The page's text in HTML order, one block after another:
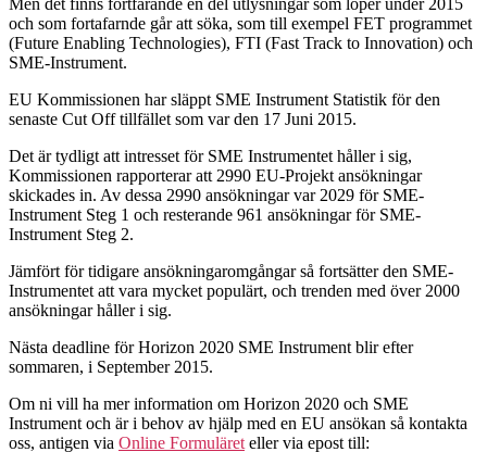
och som fortafarnde går att söka, som till exempel FET programmet
(Future Enabling Technologies), FTI (Fast Track to Innovation) och
SME-Instrument.
EU Kommissionen har släppt SME Instrument Statistik för den
senaste Cut Off tillfället som var den 17 Juni 2015.
Det är tydligt att intresset för SME Instrumentet håller i sig,
Kommissionen rapporterar att 2990 EU-Projekt ansökningar
skickades in. Av dessa 2990 ansökningar var 2029 för SME-
Instrument Steg 1 och resterande 961 ansökningar för SME-
Instrument Steg 2.
Jämfört för tidigare ansökningaromgångar så fortsätter den SME-
Instrumentet att vara mycket populärt, och trenden med över 2000
ansökningar håller i sig.
Nästa deadline för Horizon 2020 SME Instrument blir efter
sommaren, i September 2015.
Om ni vill ha mer information om Horizon 2020 och SME
Instrument och är i behov av hjälp med en EU ansökan så kontakta
oss, antigen via Online Formuläret eller via epost till: